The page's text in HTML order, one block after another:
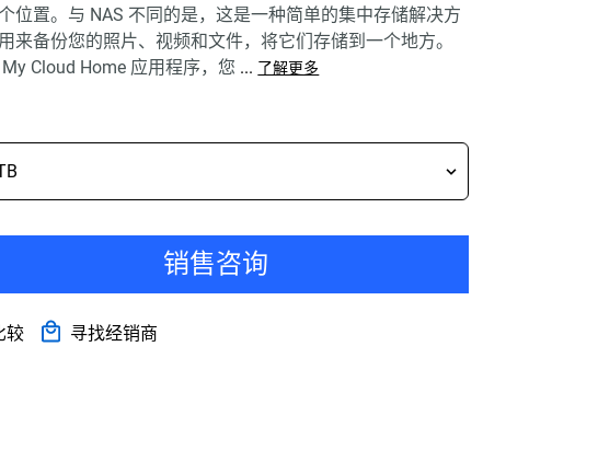
位置。与 NAS 不同的是，这是一种简单的集中存储解决方
来备份您的照片、视频和文件，将它们存储到一个地方。
Cloud Home 应用程序，您 ... 了解更多
销售咨询
较 寻找经销商